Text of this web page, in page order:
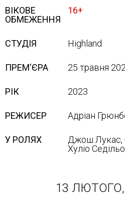
ВІКОВЕ
ОБМЕЖЕННЯ
16+
СТУДІЯ Highland
ПРЕМ'ЄРА 25 травня
РІК 2023
РЕЖИСЕР Адріан
У РОЛЯХ
Джош Лукас,
Хуліо Седільо
13